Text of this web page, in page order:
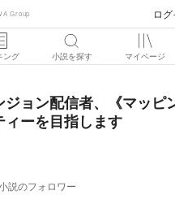
Group ロ
ング 小説を探す マイページ
ョン配信者、《マッピ
ーを目指します
説のフォロワー